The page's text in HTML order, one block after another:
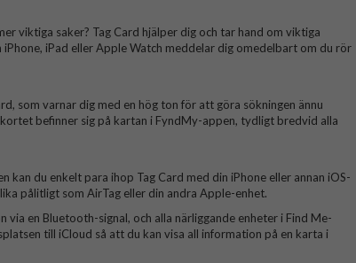
viktiga saker? Tag Card hjälper dig och tar hand om viktiga
iPad eller Apple Watch meddelar dig omedelbart om du rör
som varnar dig med en hög ton för att göra sökningen ännu
befinner sig på kartan i FyndMy-appen, tydligt bredvid alla
kan du enkelt para ihop Tag Card med din iPhone eller annan iOS-
pålitligt som AirTag eller din andra Apple-enhet.
via en Bluetooth-signal, och alla närliggande enheter i Find Me-
till iCloud så att du kan visa all information på en karta i